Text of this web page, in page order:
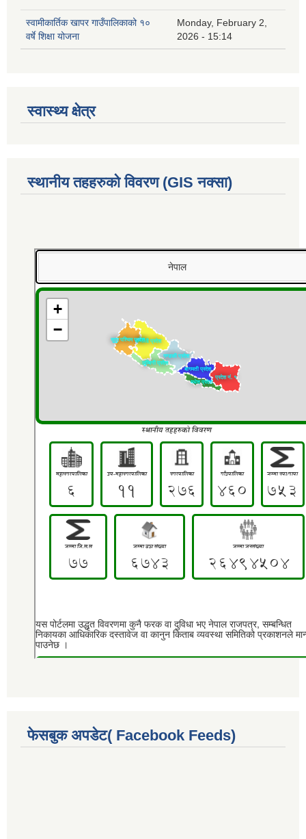
स्वामीकार्तिक खापर गाउँपालिकाको १०
वर्षे शिक्षा योजना
Monday, February 2,
2026 - 15:14
स्वास्थ्य क्षेत्र
स्थानीय तहहरुको विवरण (GIS नक्सा)
फेसबुक अपडेट( Facebook Feeds)